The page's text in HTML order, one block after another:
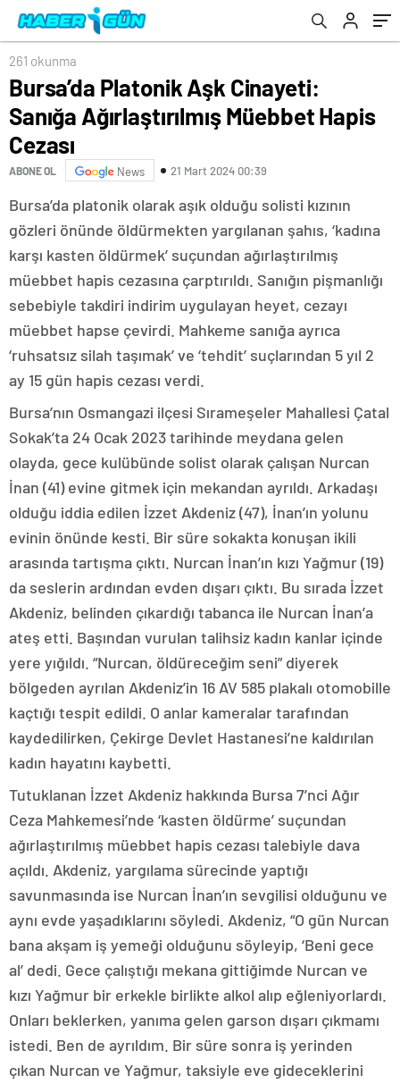
261 okunma
Bursa’da Platonik Aşk Cinayeti:
Sanığa Ağırlaştırılmış Müebbet Hapis
Cezası
ABONE OL News 21 Mart 2024 00:39
Bursa’da platonik olarak aşık olduğu solisti kızının
gözleri önünde öldürmekten yargılanan şahıs, ‘kadına
karşı kasten öldürmek’ suçundan ağırlaştırılmış
müebbet hapis cezasına çarptırıldı. Sanığın pişmanlığı
sebebiyle takdiri indirim uygulayan heyet, cezayı
müebbet hapse çevirdi. Mahkeme sanığa ayrıca
‘ruhsatsız silah taşımak’ ve ‘tehdit’ suçlarından 5 yıl 2
ay 15 gün hapis cezası verdi.
Bursa’nın Osmangazi ilçesi Sırameşeler Mahallesi Çatal
Sokak’ta 24 Ocak 2023 tarihinde meydana gelen
olayda, gece kulübünde solist olarak çalışan Nurcan
İnan (41) evine gitmek için mekandan ayrıldı. Arkadaşı
olduğu iddia edilen İzzet Akdeniz (47), İnan’ın yolunu
evinin önünde kesti. Bir süre sokakta konuşan ikili
arasında tartışma çıktı. Nurcan İnan’ın kızı Yağmur (19)
da seslerin ardından evden dışarı çıktı. Bu sırada İzzet
Akdeniz, belinden çıkardığı tabanca ile Nurcan İnan’a
ateş etti. Başından vurulan talihsiz kadın kanlar içinde
yere yığıldı. “Nurcan, öldüreceğim seni” diyerek
bölgeden ayrılan Akdeniz’in 16 AV 585 plakalı otomobille
kaçtığı tespit edildi. O anlar kameralar tarafından
kaydedilirken, Çekirge Devlet Hastanesi’ne kaldırılan
kadın hayatını kaybetti.
Tutuklanan İzzet Akdeniz hakkında Bursa 7’nci Ağır
Ceza Mahkemesi’nde ‘kasten öldürme’ suçundan
ağırlaştırılmış müebbet hapis cezası talebiyle dava
açıldı. Akdeniz, yargılama sürecinde yaptığı
savunmasında ise Nurcan İnan’ın sevgilisi olduğunu ve
aynı evde yaşadıklarını söyledi. Akdeniz, “O gün Nurcan
bana akşam iş yemeği olduğunu söyleyip, ‘Beni gece
al’ dedi. Gece çalıştığı mekana gittiğimde Nurcan ve
kızı Yağmur bir erkekle birlikte alkol alıp eğleniyorlardı.
Onları beklerken, yanıma gelen garson dışarı çıkmamı
istedi. Ben de ayrıldım. Bir süre sonra iş yerinden
çıkan Nurcan ve Yağmur, taksiyle eve gideceklerini
bu şehri yönetemez